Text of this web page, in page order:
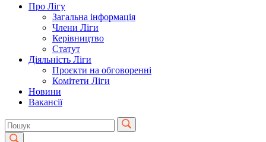
Про Лігу
Загальна інформація
Члени Ліги
Керівництво
Статут
Діяльність Ліги
Проєкти на обговоренні
Комітети Ліги
Новини
Вакансії